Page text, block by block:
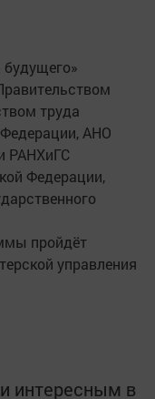
труда
АНО
РАНХиГС
Федерации,
пройдёт
управления
интересным в